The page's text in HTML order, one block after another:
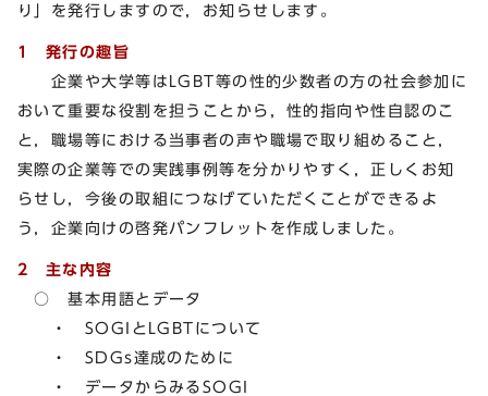
り」を発行しますので，お知らせします。
1 発行の趣旨
企業や大学等はLGBT等の性的少数者の方の社会参加に
おいて重要な役割を担うことから，性的指向や性自認のこ
と，職場等における当事者の声や職場で取り組めること，
実際の企業等での実践事例等を分かりやすく，正しくお知
らせし，今後の取組につなげていただくことができるよ
う，企業向けの啓発パンフレットを作成しました。
2 主な内容
○ 基本用語とデータ
・ SOGIとLGBTについて
・ SDGs達成のために
・ データからみるSOGI